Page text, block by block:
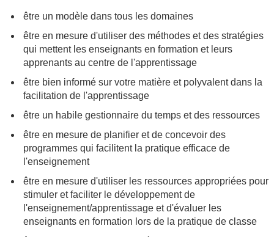
être un modèle dans tous les domaines
être en mesure d'utiliser des méthodes et des stratégies
qui mettent les enseignants en formation et leurs
apprenants au centre de l'apprentissage
être bien informé sur votre matière et polyvalent dans la
facilitation de l'apprentissage
être un habile gestionnaire du temps et des ressources
être en mesure de planifier et de concevoir des
programmes qui facilitent la pratique efficace de
l'enseignement
être en mesure d'utiliser les ressources appropriées pour
stimuler et faciliter le développement de
l'enseignement/apprentissage et d'évaluer les
enseignants en formation lors de la pratique de classe